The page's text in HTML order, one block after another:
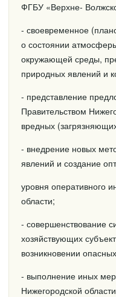
ФГБУ «Верхне-
- своевременное
о состоянии
окружающей среды,
природных явлений и
- представление
Правительством
вредных
- внедрение новых
явлений и создание
уровня оперативного
области;
- совершенствование
хозяйствующих
возникновении
- выполнение иных
Нижегородской